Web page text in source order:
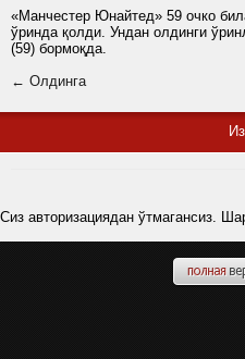
«Манчестер Юнайтед» 59 очко
ўринда қолди. Ундан олдинги
(59) бормоқда.
← Олдинга
Сиз авторизациядан ўтмагансиз.